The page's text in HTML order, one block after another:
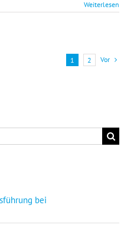
Weiterlesen
1 2 Vor
bei